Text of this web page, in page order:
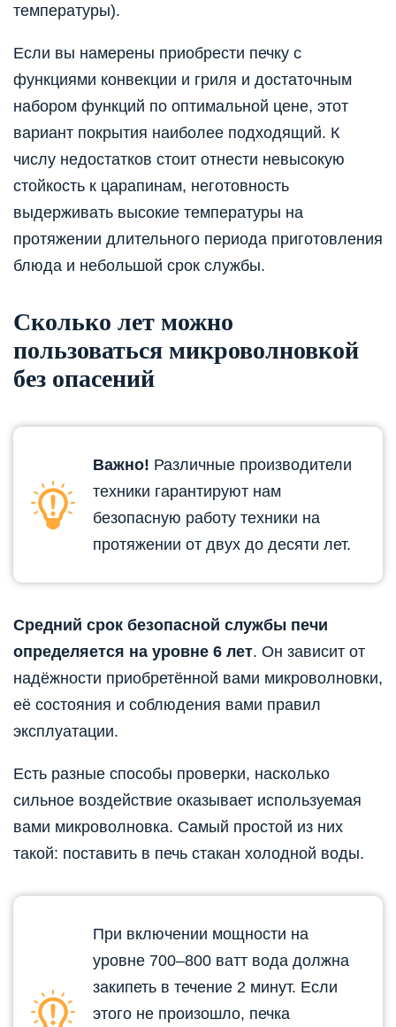
температуры).
Если вы намерены приобрести печку с
функциями конвекции и гриля и достаточным
набором функций по оптимальной цене, этот
вариант покрытия наиболее подходящий. К
числу недостатков стоит отнести невысокую
стойкость к царапинам, неготовность
выдерживать высокие температуры на
протяжении длительного периода приготовления
блюда и небольшой срок службы.
Сколько лет можно
пользоваться микроволновкой
без опасений
Важно! Различные производители
техники гарантируют нам
безопасную работу техники на
протяжении от двух до десяти лет.
Средний срок безопасной службы печи
определяется на уровне 6 лет. Он зависит от
надёжности приобретённой вами микроволновки,
её состояния и соблюдения вами правил
эксплуатации.
Есть разные способы проверки, насколько
сильное воздействие оказывает используемая
вами микроволновка. Самый простой из них
такой: поставить в печь стакан холодной воды.
При включении мощности на
уровне 700–800 ватт вода должна
закипеть в течение 2 минут. Если
этого не произошло, печка